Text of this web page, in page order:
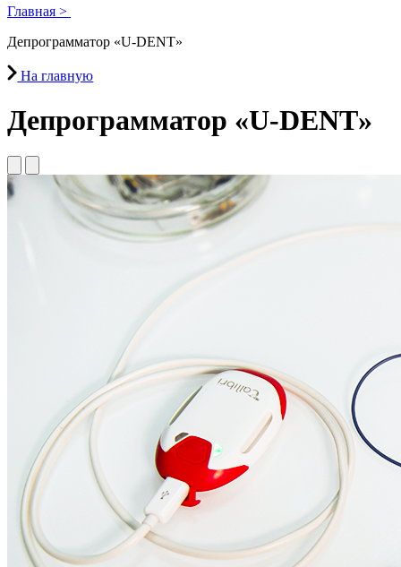
Главная >
Депрограмматор «U-DENT»
На главную
Депрограмматор «U-DENT»